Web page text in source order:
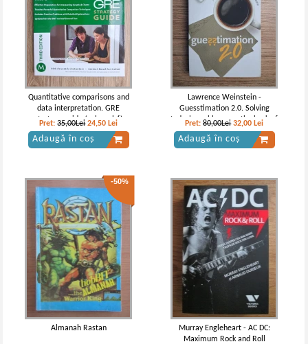
Quantitative comparisons and
data interpretation. GRE
strategy guide (volumul 6)
Pret:35,00Lei 24,50 Lei
Adaugă în coș
Lawrence Weinstein -
Guesstimation 2.0. Solving
today's problems on the back of
a napkin
Pret:80,00Lei 32,00 Lei
Adaugă în coș
-50%
Almanah Rastan
Murray Engleheart - AC DC:
Maximum Rock and Roll